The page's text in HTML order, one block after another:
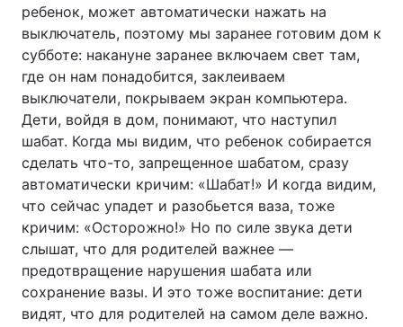
ребенок, может автоматически нажать на
выключатель, поэтому мы заранее готовим дом к
субботе: накануне заранее включаем свет там,
где он нам понадобится, заклеиваем
выключатели, покрываем экран компьютера.
Дети, войдя в дом, понимают, что наступил
шабат. Когда мы видим, что ребенок собирается
сделать что-то, запрещенное шабатом, сразу
автоматически кричим: «Шабат!» И когда видим,
что сейчас упадет и разобьется ваза, тоже
кричим: «Осторожно!» Но по силе звука дети
слышат, что для родителей важнее —
предотвращение нарушения шабата или
сохранение вазы. И это тоже воспитание: дети
видят, что для родителей на самом деле важно.